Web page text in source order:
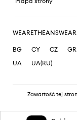
BG CY CZ GR
UA
UA(RU)
Zawartość tej